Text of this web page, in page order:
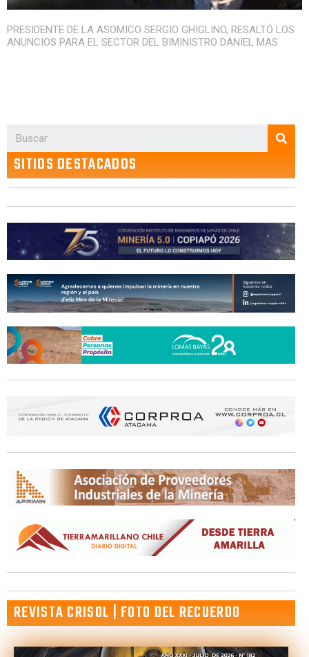
PRESIDENTE DE LA ASOMICO SERGIO GHIGLINO, RESALTÓ LOS
ANUNCIOS PARA EL SECTOR DEL BIMINISTRO DANIEL MAS
SITIOS DESTACADOS
REVISTA CRISOL | FOTO DEL RECUERDO